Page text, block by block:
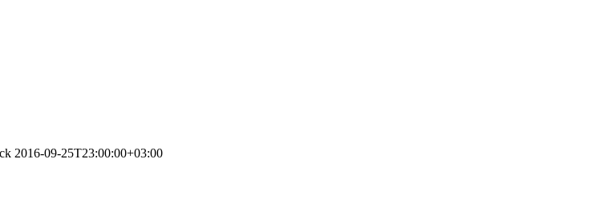
2016-09-25T23:00:00+03:00